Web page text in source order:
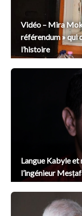
Vidéo – Mira
référendum » qui
l’histoire
Langue Kabyle et
l’ingénieur